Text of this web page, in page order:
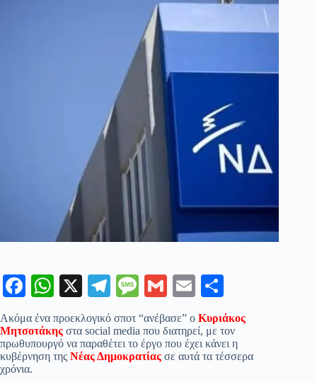
Fa
ce
bo
ok
W
ts
A
X
Te
le
gr
a
M
es
sa
ge
G
m
ail
E
m
ail
οι
ρ
α
Ακόμα ένα προεκλογικό σποτ “ανέβασε” ο Κυριάκος
Μητσοτάκης στα social media που διατηρεί, με τον
πρωθυπουργό να παραθέτει το έργο που έχει κάνει η
κυβέρνηση της Νέας Δημοκρατίας σε αυτά τα τέσσερα
χρόνια.